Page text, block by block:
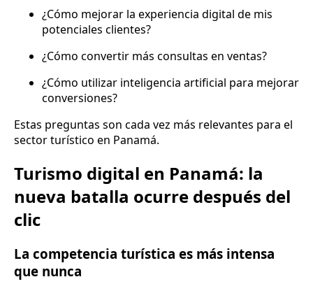
¿Cómo mejorar la experiencia digital de mis
potenciales clientes?
¿Cómo convertir más consultas en ventas?
¿Cómo utilizar inteligencia artificial para mejorar
conversiones?
Estas preguntas son cada vez más relevantes para el
sector turístico en Panamá.
Turismo digital en Panamá: la
nueva batalla ocurre después del
clic
La competencia turística es más intensa
que nunca